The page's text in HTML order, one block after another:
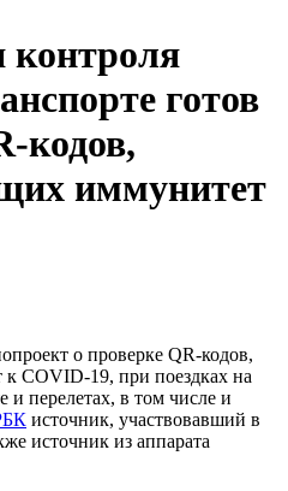
готов
кодов,
иммунитет
о проверке QR-кодов,
COVID-19, при поездках на
и перелетах, в том числе и
источник, участвовавший в
источник из аппарата